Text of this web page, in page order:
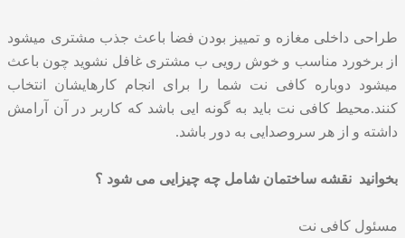
طراحی داخلی مغازه و تمییز بودن فضا باعث جذب مشتری میشود
از برخورد مناسب و خوش رویی ب مشتری غافل نشوید چون باعث
میشود دوباره کافی نت شما را برای انجام کارهایشان انتخاب
کنند.محیط کافی نت باید به گونه ایی باشد که کاربر در آن آرامش
داشته و از هر سروصدایی به دور باشد.
بخوانید نقشه ساختمان شامل چه چیزایی می شود ؟
مسئول کافی نت